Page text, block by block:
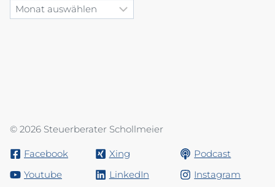
© 2026 Steuerberater Schollmeier
Facebook Xing
Podcast
Youtube
LinkedIn Instagram